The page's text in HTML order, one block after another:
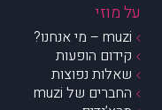
על מוזי
muzi – מי אנחנו?
קידום הופעות
שאלות נפוצות
החברים של muzi